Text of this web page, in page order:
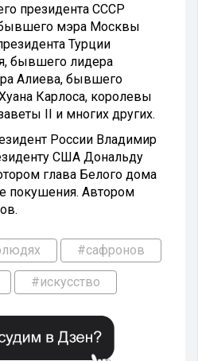
президента СССР
мэра Москвы
Турции
бывшего лидера
Алиева, бывшего
Карлоса, королевы
II и многих других.
России Владимир
США Дональду
глава Белого дома
покушения. Автором
#сафронов
#искусство